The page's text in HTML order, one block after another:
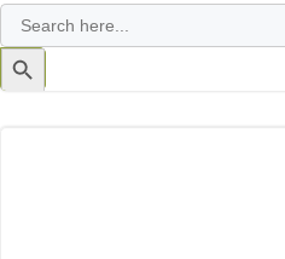
Search
for:
Search
Button